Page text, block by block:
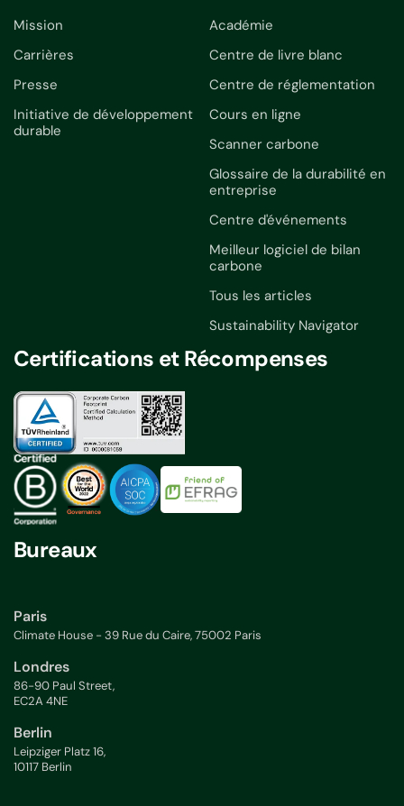
Mission
Carrières
Presse
Initiative de développement
durable
Académie
Centre de livre blanc
Centre de réglementation
Cours en ligne
Scanner carbone
Glossaire de la durabilité en
entreprise
Centre d'événements
Meilleur logiciel de bilan
carbone
Tous les articles
Sustainability Navigator
Certifications et Récompenses
Bureaux
Paris
Climate House - 39 Rue du Caire, 75002 Paris
Londres
86-90 Paul Street,
EC2A 4NE
Berlin
Leipziger Platz 16,
10117 Berlin